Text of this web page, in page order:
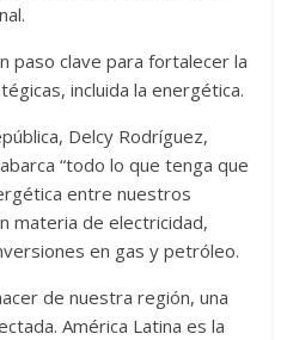
paso clave para fortalecer la
incluida la energética.
Delcy Rodríguez,
“todo lo que tenga que
entre nuestros
materia de electricidad,
en gas y petróleo.
de nuestra región, una
América Latina es la